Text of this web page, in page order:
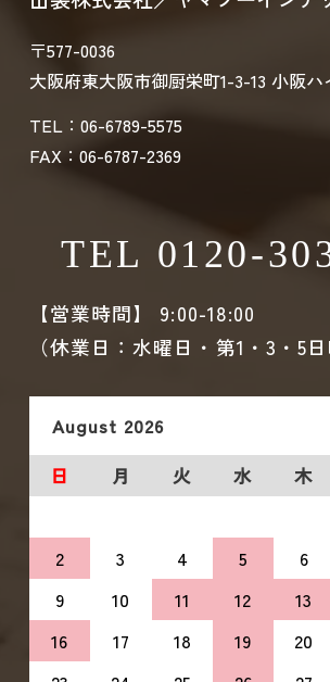
〒577-0036
大阪府東大阪市御厨栄町1-3-13 小阪ハ
TEL：06-6789-5575
FAX：06-6787-2369
TEL 0120-
【営業時間】 9:00-18:00
（休業日：水曜日・第1・3・5
August 2026
日
月 火 水 木
2
3 4 5 6
9
10 11 12 13
16
17 18 19 20